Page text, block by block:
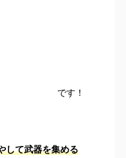
です！
して武器を集める